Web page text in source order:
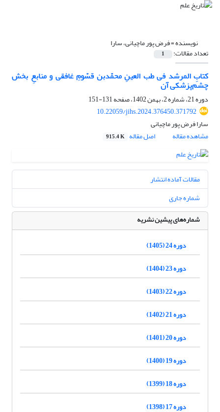
نویسنده =فرض پور ماچیانی، سارا
تعداد مقالات: 1
کتابِ المرشد فی طب العینِ محمّد‌بن قسّومِ غافقی و منابعِ بخش
چشم‌پزشکی آن
دوره 21، شماره 2، بهمن 1402، صفحه
131-151
10.22059/jihs.2024.376450.371792
سارا فرض پور ماچیانی
مشاهده مقاله
اصل مقاله 915.4 K
مقالات آماده انتشار
شماره جاری
شماره‌های پیشین نشریه
دوره 24 (1405)
دوره 23 (1404)
دوره 22 (1403)
دوره 21 (1402)
دوره 20 (1401)
دوره 19 (1400)
دوره 18 (1399)
دوره 17 (1398)